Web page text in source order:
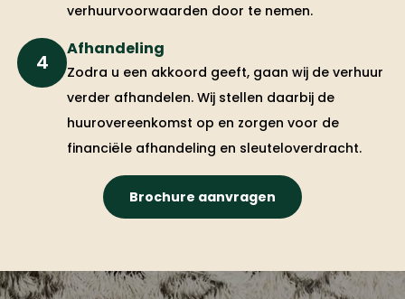
verhuurvoorwaarden door te nemen.
4
Afhandeling
Zodra u een akkoord geeft, gaan wij de verhuur
verder afhandelen. Wij stellen daarbij de
huurovereenkomst op en zorgen voor de
financiële afhandeling en sleuteloverdracht.
Brochure aanvragen